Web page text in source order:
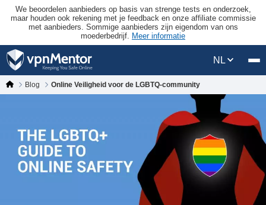
We beoordelen aanbieders op basis van strenge tests en onderzoek,
maar houden ook rekening met je feedback en onze affiliate commissie
met aanbieders. Sommige aanbieders zijn eigendom van ons
moederbedrijf. Meer informatie
NL
Blog Online Veiligheid voor de LGBTQ-community